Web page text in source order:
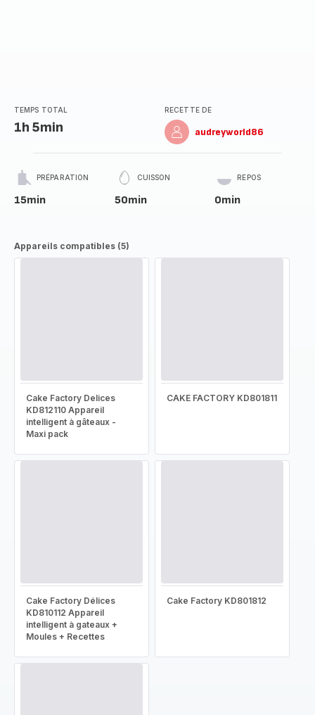
TEMPS TOTAL
1h 5min
RECETTE DE
audreyworld86
PRÉPARATION
15min
CUISSON
50min
REPOS
0min
Appareils compatibles (5)
Cake Factory Delices
KD812110 Appareil
intelligent à gâteaux -
Maxi pack
CAKE FACTORY KD801811
Cake Factory Délices
KD810112 Appareil
intelligent à gateaux +
Moules + Recettes
Cake Factory KD801812